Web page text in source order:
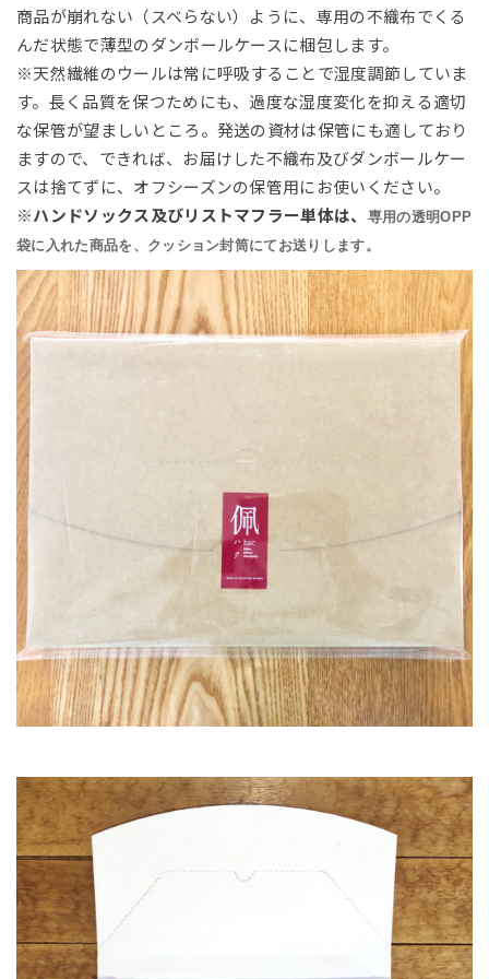
商品が崩れない（スベらない）ように、専用の不織布でくる
んだ状態で薄型のダンボールケースに梱包します。
※天然繊維のウールは常に呼吸することで湿度調節していま
す。長く品質を保つためにも、過度な湿度変化を抑える適切
な保管が望ましいところ。発送の資材は保管にも適しており
ますので、できれば、お届けした不織布及びダンボールケー
スは捨てずに、オフシーズンの保管用にお使いください。
※ハンドソックス及びリストマフラー単体は、
専用の透明OPP
袋に入れた商品を、クッション封筒にてお送りします。